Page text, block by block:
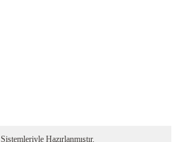
Sistemleriyle Hazırlanmıştır.